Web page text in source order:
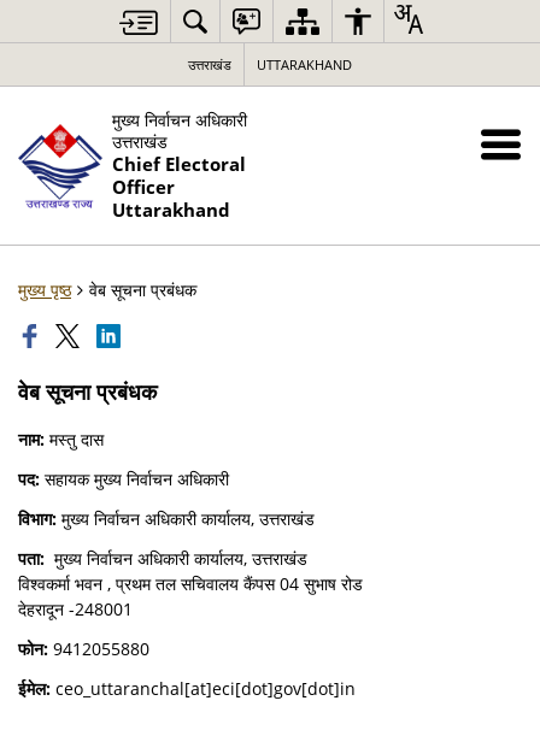
उत्तराखंड UTTARAKHAND
मुख्य निर्वाचन अधिकारी
उत्तराखंड
Chief Electoral
Officer
Uttarakhand
मुख्य पृष्ठ वेब सूचना प्रबंधक
वेब सूचना प्रबंधक
नाम: मस्तु दास
पद: सहायक मुख्य निर्वाचन अधिकारी
विभाग: मुख्य निर्वाचन अधिकारी कार्यालय, उत्तराखंड
पता: मुख्य निर्वाचन अधिकारी कार्यालय, उत्तराखंड
विश्वकर्मा भवन , प्रथम तल सचिवालय कैंपस 04 सुभाष रोड
देहरादून -248001
फोन: 9412055880
ईमेल: ceo_uttaranchal[at]eci[dot]gov[dot]in